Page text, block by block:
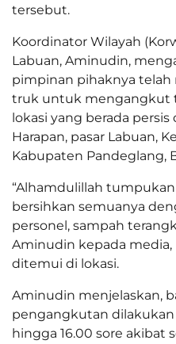
tersebut.
Koordinator Wilayah
Labuan, Aminudin,
pimpinan pihaknya
truk untuk mengangkut
lokasi yang berada persis
Harapan, pasar Labuan,
Kabupaten Pandeglang,
“Alhamdulillah
bersihkan semuanya
personel, sampah
Aminudin kepada media,
ditemui di lokasi.
Aminudin menjelaskan,
pengangkutan
hingga 16.00 sore akibat